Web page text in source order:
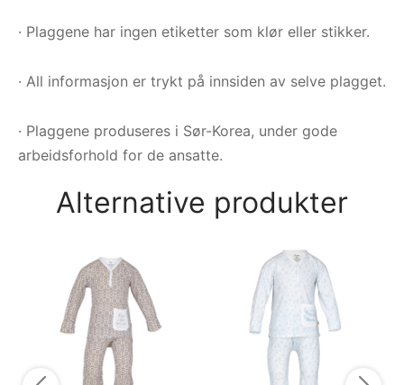
· Plaggene har ingen etiketter som klør eller stikker.
· All informasjon er trykt på innsiden av selve plagget.
· Plaggene produseres i Sør-Korea, under gode
arbeidsforhold for de ansatte.
Alternative produkter